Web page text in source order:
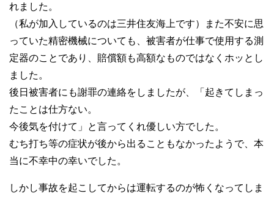
れました。
（私が加入しているのは三井住友海上です）また不安に思
っていた精密機械についても、被害者が仕事で使用する測
定器のことであり、賠償額も高額なものではなくホッとし
ました。
後日被害者にも謝罪の連絡をしましたが、「起きてしまっ
たことは仕方ない。
今後気を付けて」と言ってくれ優しい方でした。
むち打ち等の症状が後から出ることもなかったようで、本
当に不幸中の幸いでした。
しかし事故を起こしてからは運転するのが怖くなってしま